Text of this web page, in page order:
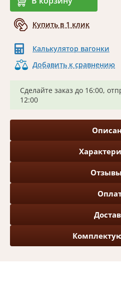
Купить в 1 клик
Калькулятор вагонки
Добавить к сравнению
Сделайте заказ до 16:00,
12:00